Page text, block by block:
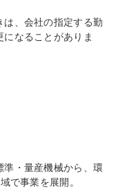
は、会社の指定する勤
なることがありま
・量産機械から、環
で事業を展開。